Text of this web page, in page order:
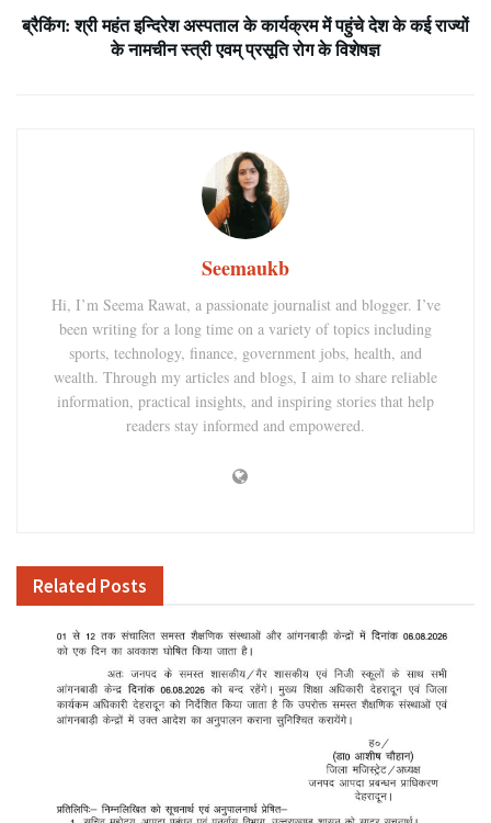
ब्रैकिंग: श्री महंत इन्दिरेश अस्पताल के कार्यक्रम में पहुंचे देश के कई राज्यों
के नामचीन स्त्री एवम् प्रसूति रोग के विशेषज्ञ
Seemaukb
Hi, I’m Seema Rawat, a passionate journalist and blogger. I’ve
been writing for a long time on a variety of topics including
sports, technology, finance, government jobs, health, and
wealth. Through my articles and blogs, I aim to share reliable
information, practical insights, and inspiring stories that help
readers stay informed and empowered.
Related Posts